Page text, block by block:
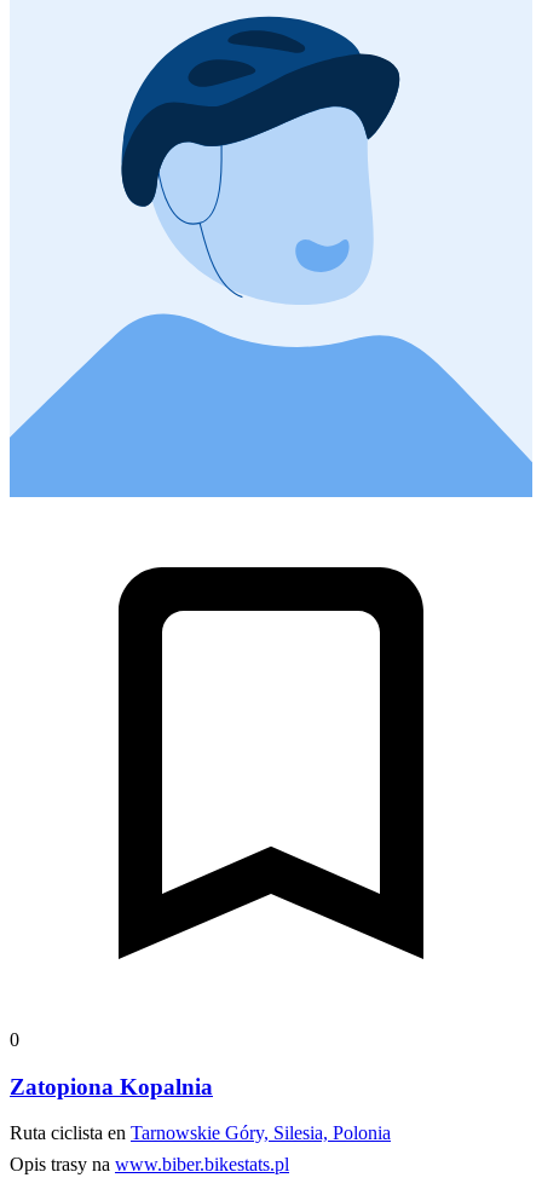
0
Zatopiona Kopalnia
Ruta ciclista en Tarnowskie Góry, Silesia, Polonia
Opis trasy na www.biber.bikestats.pl